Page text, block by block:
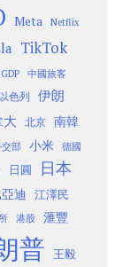
Meta Netflix
TikTok
中國旅客
以色列 伊朗
大 北京
南韓
部 小米 德國
日圓 日本
迪 江澤民
港股 滙豐
普 王毅